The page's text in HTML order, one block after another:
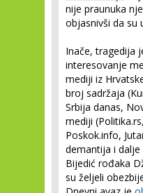
nije praunuka
objasnivši da su
Inače, tragedija
interesovanje
mediji iz
broj sadržaja
Srbija danas,
mediji
Poskok.info,
demantija i dalje
Bijedić rođaka
su željeli